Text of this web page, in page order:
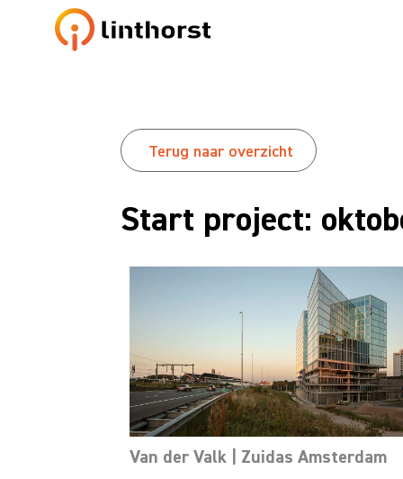
Terug naar overzicht
Start project:
Van der Valk | Zuidas Amsterdam